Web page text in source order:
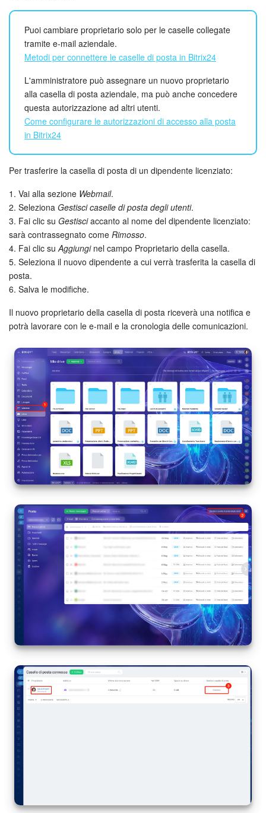
Gruppi di lavoro
Incarichi e progetti
Progetti IA
CRM
Contact Center
Sales Center
Analisi CRM
Bitrix24 Market
Online store
Dipendenti
Knowledge base
Firma elettronica
Firma elettronica per HR
Automazione
Flussi di lavoro
Marketing
Gestione inventario
Telefonia
Mio profilo
Impostazioni
Puoi cambiare proprietario solo per le caselle collegate
tramite e-mail aziendale.
Metodi per connettere le caselle di posta in Bitrix24
L'amministratore può assegnare un nuovo proprietario
alla casella di posta aziendale, ma può anche concedere
questa autorizzazione ad altri utenti.
Come configurare le autorizzazioni di accesso alla posta
in Bitrix24
Per trasferire la casella di posta di un dipendente licenziato:
1. Vai alla sezione Webmail.
2. Seleziona Gestisci caselle di posta degli utenti.
3. Fai clic su Gestisciaccanto al nome del dipendente licenziato:
sarà contrassegnato come Rimosso.
4. Fai clic su Aggiunginel campo Proprietario della casella.
5. Seleziona il nuovo dipendente a cui verrà trasferita la casella di
posta.
6. Salva le modifiche.
Il nuovo proprietario della casella di posta riceverà una notifica e
potrà lavorare con le e-mail e la cronologia delle comunicazioni.